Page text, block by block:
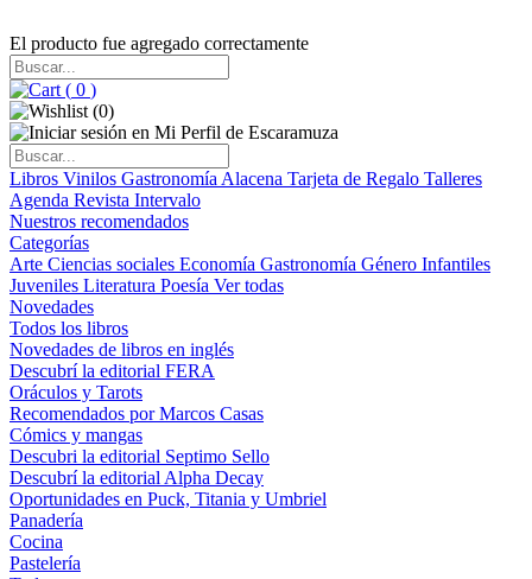
El producto fue agregado correctamente
( 0 )
(0)
Libros Vinilos Gastronomía Alacena Tarjeta de Regalo Talleres
Agenda Revista Intervalo
Nuestros recomendados
Categorías
Arte Ciencias sociales Economía Gastronomía Género Infantiles
Juveniles Literatura Poesía Ver todas
Novedades
Todos los libros
Novedades de libros en inglés
Descubrí la editorial FERA
Oráculos y Tarots
Recomendados por Marcos Casas
Cómics y mangas
Descubri la editorial Septimo Sello
Descubrí la editorial Alpha Decay
Oportunidades en Puck, Titania y Umbriel
Panadería
Cocina
Pastelería